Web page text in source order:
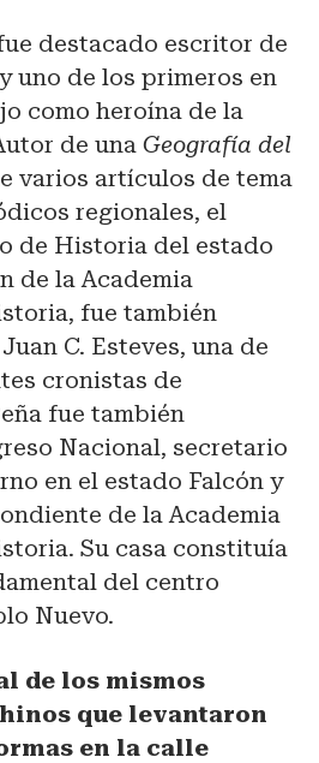
destacado escritor de
uno de los primeros en
como heroína de la
de una Geografía del
varios artículos de tema
regionales, el
de Historia del estado
de la Academia
fue también
C. Esteves, una de
cronistas de
fue también
Nacional, secretario
en el estado Falcón y
de la Academia
Su casa constituía
del centro
Nuevo.
de los mismos
que levantaron
en la calle